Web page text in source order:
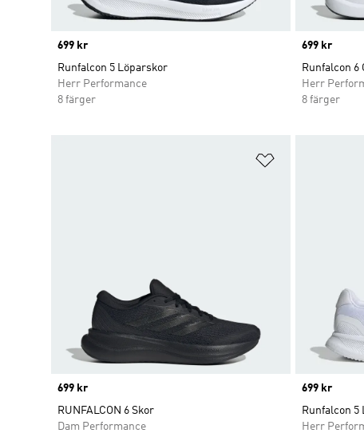
Price
699 kr
Runfalcon 5 Löparskor
Herr Performance
8 färger
Price
699 kr
Runfalcon 6
Herr
8 färger
Price
699 kr
RUNFALCON 6 Skor
Dam Performance
Price
699 kr
Runfalcon 5
Herr